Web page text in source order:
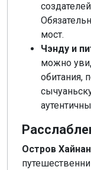
мост.
Чэнду и
можно
обитания,
Остров